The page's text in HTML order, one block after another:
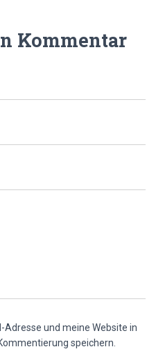
Kommentar
Adresse und meine Website in
speichern.